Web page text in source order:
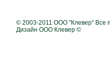
© 2003-2011 ООО "Клевер" Все
Дизайн ООО Клевер ©